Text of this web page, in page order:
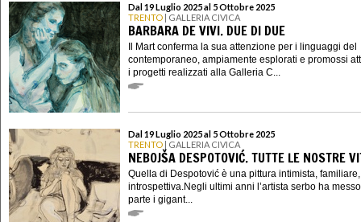
Dal 19 Luglio 2025 al 5 Ottobre 2025
TRENTO | GALLERIA CIVICA
BARBARA DE VIVI. DUE DI DUE
Il Mart conferma la sua attenzione per i linguaggi del
contemporaneo, ampiamente esplorati e promossi
i progetti realizzati alla Galleria C...
Dal 19 Luglio 2025 al 5 Ottobre 2025
TRENTO | GALLERIA CIVICA
NEBOJŠA DESPOTOVIĆ. TUTTE LE NOSTRE
Quella di Despotović è una pittura intimista, familiare,
introspettiva.Negli ultimi anni l’artista serbo ha
parte i gigant...